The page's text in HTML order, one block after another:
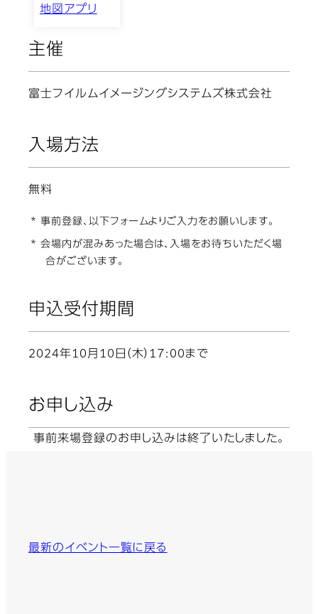
地図アプリ
主催
富士フイルムイメージングシステムズ株式会社
入場方法
無料
* 事前登録、以下フォームよりご入力をお願いします。
* 会場内が混みあった場合は、入場をお待ちいただく場
合がございます。
申込受付期間
2024年10月10日（木）17:00まで
お申し込み
事前来場登録のお申し込みは終了いたしました。
最新のイベント一覧に戻る